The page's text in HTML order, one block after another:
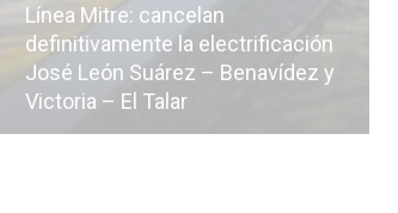
Línea Mitre: cancelan
definitivamente la electrificación
José León Suárez – Benavídez y
Victoria – El Talar